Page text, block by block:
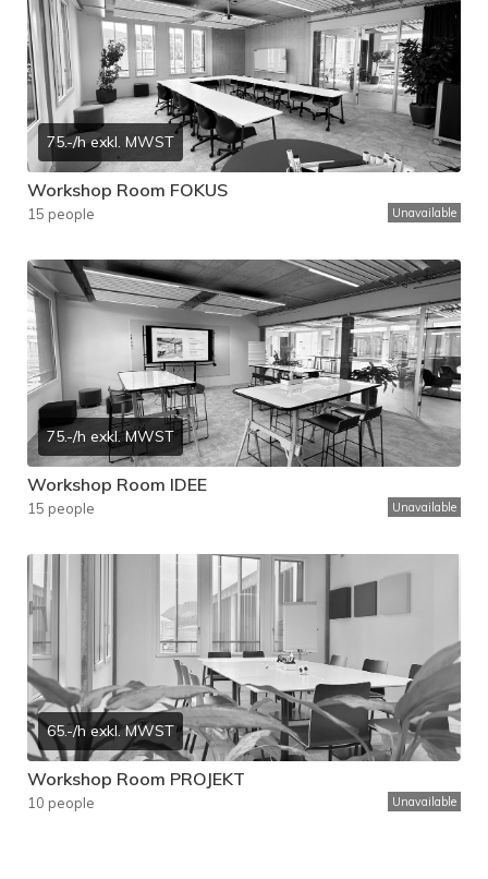
75.-/h exkl. MWST
Workshop Room FOKUS
15 people Unavailable
75.-/h exkl. MWST
Workshop Room IDEE
15 people Unavailable
65.-/h exkl. MWST
Workshop Room PROJEKT
10 people Unavailable